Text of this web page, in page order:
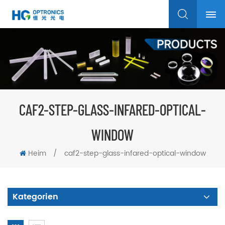
CAF2-STEP-GLASS-INFARED-OPTICAL-
WINDOW
Heim / caf2-step-glass-infared-optical-window
Kategorien